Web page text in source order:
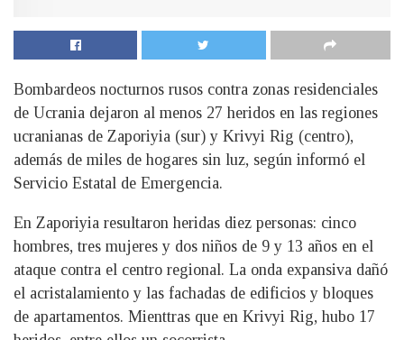
Bombardeos nocturnos rusos contra zonas residenciales
de Ucrania dejaron al menos 27 heridos en las regiones
ucranianas de Zaporiyia (sur) y Krivyi Rig (centro),
además de miles de hogares sin luz, según informó el
Servicio Estatal de Emergencia.
En Zaporiyia resultaron heridas diez personas: cinco
hombres, tres mujeres y dos niños de 9 y 13 años en el
ataque contra el centro regional. La onda expansiva dañó
el acristalamiento y las fachadas de edificios y bloques
de apartamentos. Mienttras que en Krivyi Rig, hubo 17